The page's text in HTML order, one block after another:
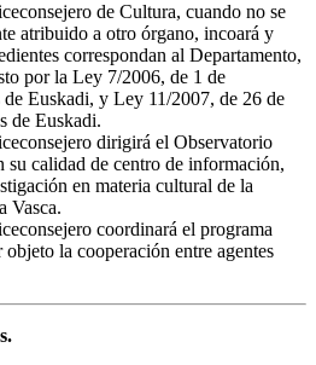
de Cultura, cuando no se
atribuido a otro órgano, incoará y
correspondan al Departamento,
por la Ley 7/2006, de 1 de
Euskadi, y Ley 11/2007, de 26 de
de Euskadi.
dirigirá el Observatorio
su calidad de centro de información,
en materia cultural de la
Vasca.
coordinará el programa
la cooperación entre agentes